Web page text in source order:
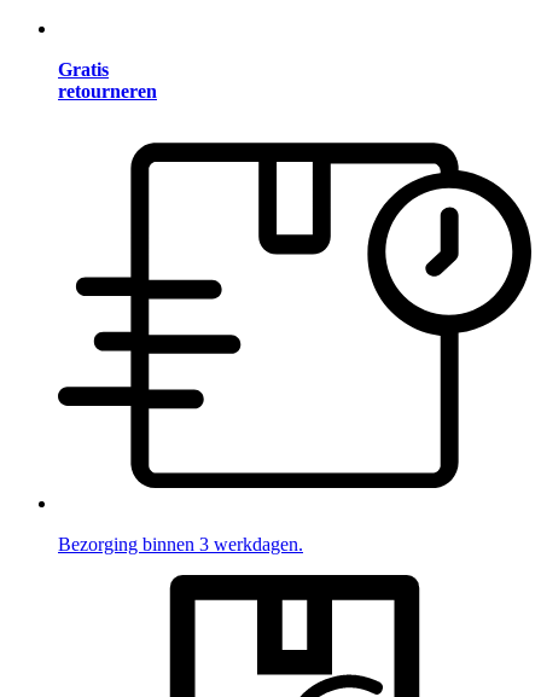
Gratis
retourneren
Bezorging binnen 3 werkdagen.